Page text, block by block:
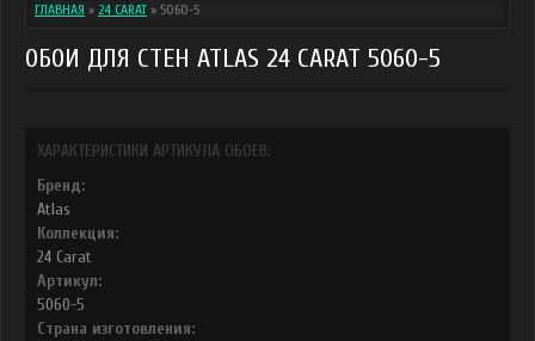
ГЛАВНАЯ » 24 CARAT » 5060-5
ОБОИ ДЛЯ СТЕН ATLAS 24 CARAT 5060-5
ХАРАКТЕРИСТИКИ АРТИКУЛА ОБОЕВ:
Бренд:
Atlas
Коллекция:
24 Carat
Артикул:
5060-5
Страна изготовления: